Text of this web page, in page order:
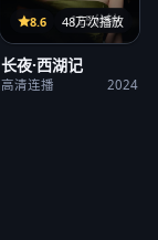
125分钟
8.6 48万次播放
长夜·西湖记
高清连播 2024